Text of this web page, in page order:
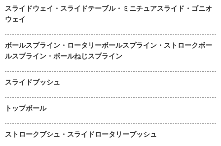
スライドウェイ・スライドテーブル・ミニチュアスライド・ゴニオ
ウェイ
ボールスプライン・ロータリーボールスプライン・ストロークボー
ルスプライン・ボールねじスプライン
スライドブッシュ
トップボール
ストロークブシュ・スライドロータリーブッシュ